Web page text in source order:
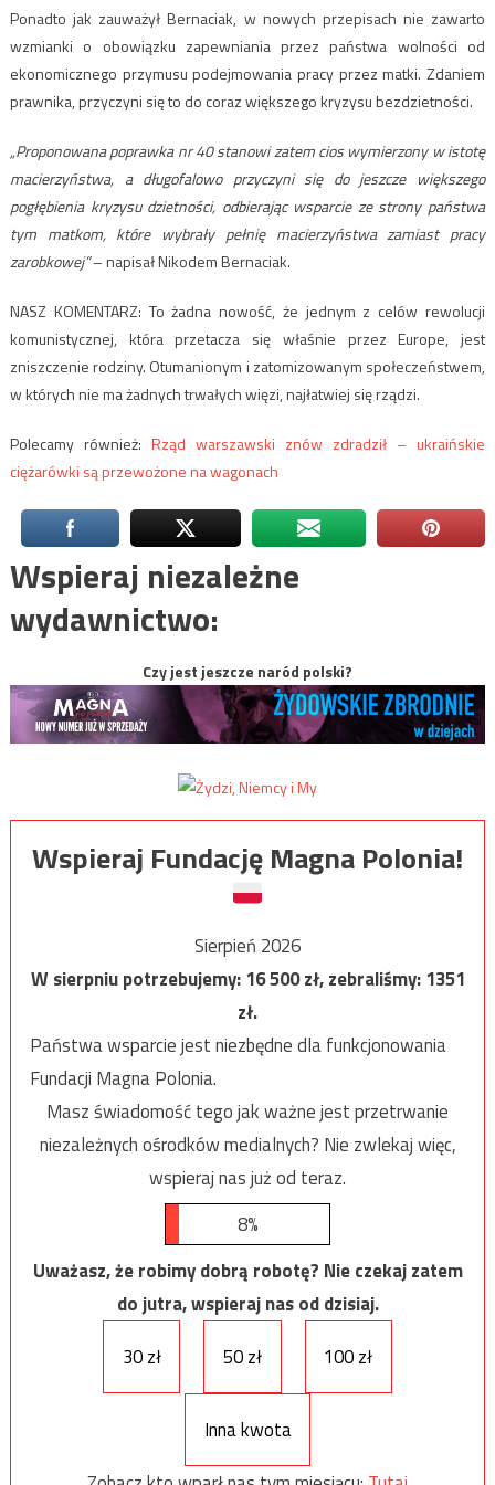
Ponadto jak zauważył Bernaciak, w nowych przepisach nie zawarto
wzmianki o obowiązku zapewniania przez państwa wolności od
ekonomicznego przymusu podejmowania pracy przez matki. Zdaniem
prawnika, przyczyni się to do coraz większego kryzysu bezdzietności.
„Proponowana poprawka nr 40 stanowi zatem cios wymierzony w istotę
macierzyństwa, a długofalowo przyczyni się do jeszcze większego
pogłębienia kryzysu dzietności, odbierając wsparcie ze strony państwa
tym matkom, które wybrały pełnię macierzyństwa zamiast pracy
zarobkowej”– napisał Nikodem Bernaciak.
NASZ KOMENTARZ: To żadna nowość, że jednym z celów rewolucji
komunistycznej, która przetacza się właśnie przez Europe, jest
zniszczenie rodziny. Otumanionym i zatomizowanym społeczeństwem,
w których nie ma żadnych trwałych więzi, najłatwiej się rządzi.
Polecamy również: Rząd warszawski znów zdradził – ukraińskie
ciężarówki są przewożone na wagonach
Wspieraj niezależne
wydawnictwo:
Czy jest jeszcze naród polski?
Wspieraj Fundację Magna Polonia!
Sierpień 2026
W sierpniu potrzebujemy:16 500zł, zebraliśmy:1351
zł.
Państwa wsparcie jest niezbędne dla funkcjonowania
Fundacji Magna Polonia.
Masz świadomość tego jak ważne jest przetrwanie
niezależnych ośrodków medialnych? Nie zwlekaj więc,
wspieraj nas już od teraz.
8%
Uważasz, że robimy dobrą robotę? Nie czekaj zatem
do jutra, wspieraj nas od dzisiaj.
30 zł
50 zł 100 zł
Inna kwota